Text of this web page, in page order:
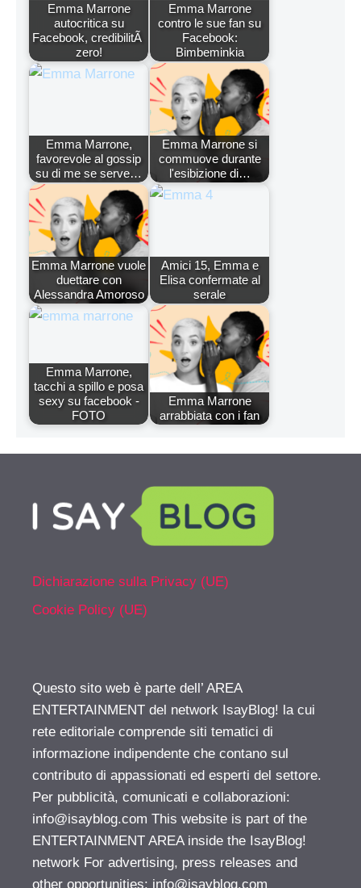
Emma Marrone
autocritica su
Facebook, credibilitÃ
zero!
Emma Marrone
contro le sue fan su
Facebook:
Bimbeminkia
Emma Marrone,
favorevole al gossip
su di me se serve…
Emma Marrone si
commuove durante
l'esibizione di…
Emma Marrone vuole
duettare con
Alessandra Amoroso
Amici 15, Emma e
Elisa confermate al
serale
Emma Marrone,
tacchi a spillo e posa
sexy su facebook -
FOTO
Emma Marrone
arrabbiata con i fan
Dichiarazione sulla Privacy (UE)
Cookie Policy (UE)
Questo sito web è parte dell’ AREA
ENTERTAINMENT del network IsayBlog! la cui
rete editoriale comprende siti tematici di
informazione indipendente che contano sul
contributo di appassionati ed esperti del settore.
Per pubblicità, comunicati e collaborazioni:
info@isayblog.com This website is part of the
ENTERTAINMENT AREA inside the IsayBlog!
network For advertising, press releases and
other opportunities: info@isayblog.com